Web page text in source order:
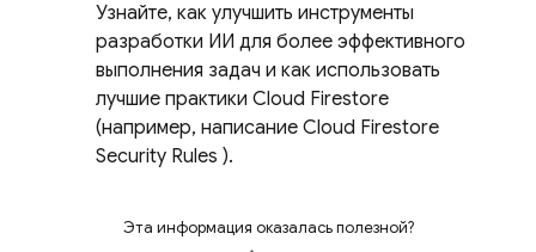
Узнайте, как улучшить инструменты
разработки ИИ для более эффективного
выполнения задач и как использовать
лучшие практики Cloud Firestore
(например, написание Cloud Firestore
Security Rules ).
Эта информация оказалась полезной?